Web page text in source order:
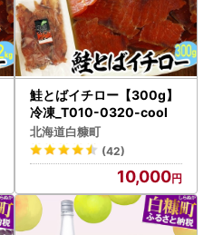
鮭とばイチロー【300g】
冷凍_T010-0320-cool
北海道白糠町
(42)
10,000